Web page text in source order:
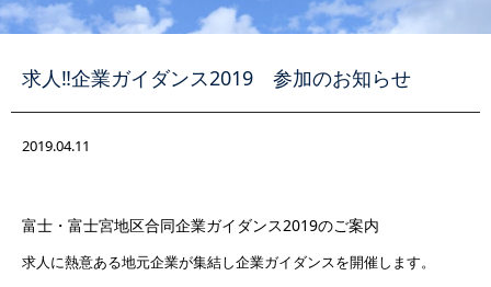
求人‼企業ガイダンス2019 参加のお知らせ
2019.04.11
富士・富士宮地区合同企業ガイダンス2019のご案内
求人に熱意ある地元企業が集結し企業ガイダンスを開催します。